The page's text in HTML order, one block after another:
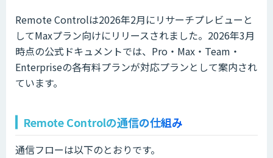
Remote Controlは2026年2月にリサーチプレビューと
してMaxプラン向けにリリースされました。2026年3月
時点の公式ドキュメントでは、Pro・Max・Team・
Enterpriseの各有料プランが対応プランとして案内され
ています。
Remote Controlの通信の仕組み
通信フローは以下のとおりです。